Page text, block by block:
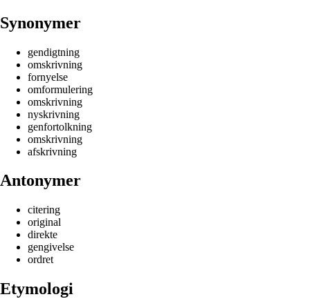
Synonymer
gendigtning
omskrivning
fornyelse
omformulering
omskrivning
nyskrivning
genfortolkning
omskrivning
afskrivning
Antonymer
citering
original
direkte
gengivelse
ordret
Etymologi